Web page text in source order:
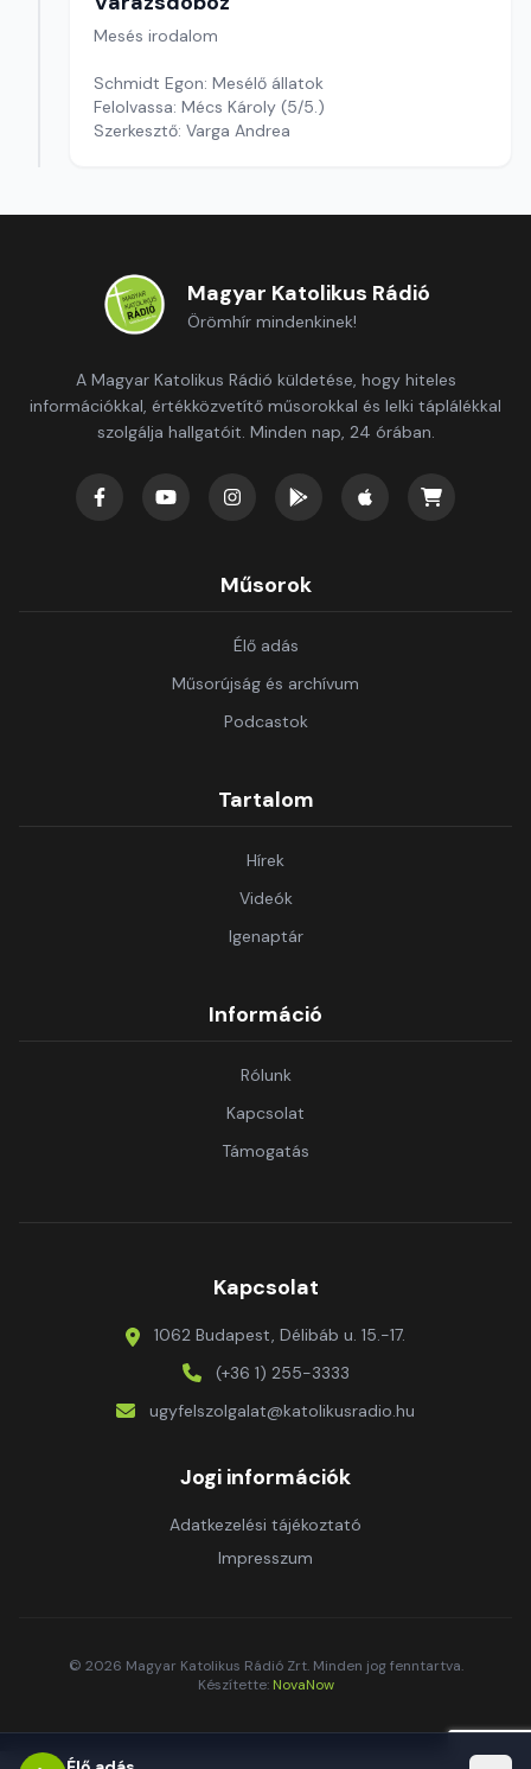
Mesés irodalom
Schmidt Egon: Mesélő állatok
Felolvassa: Mécs Károly (5/5.)
Szerkesztő: Varga Andrea
Magyar Katolikus Rádió
Örömhír mindenkinek!
A Magyar Katolikus Rádió küldetése, hogy hiteles
információkkal, értékközvetítő műsorokkal és lelki táplálékkal
szolgálja hallgatóit. Minden nap, 24 órában.
Műsorok
Élő adás
Műsorújság és archívum
Podcastok
Tartalom
Hírek
Videók
Igenaptár
Információ
Rólunk
Kapcsolat
Támogatás
Kapcsolat
1062 Budapest, Délibáb u. 15.-17.
(+36 1) 255-3333
ugyfelszolgalat@katolikusradio.hu
Jogi információk
Adatkezelési tájékoztató
Impresszum
© 2026 Magyar Katolikus Rádió Zrt. Minden jog fenntartva.
Készítette: NovaNow